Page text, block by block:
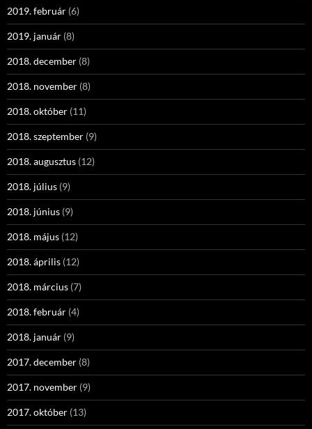
2019. február (6)
2019. január (8)
2018. december (8)
2018. november (8)
2018. október (11)
2018. szeptember (9)
2018. augusztus (12)
2018. július (9)
2018. június (9)
2018. május (12)
2018. április (12)
2018. március (7)
2018. február (4)
2018. január (9)
2017. december (8)
2017. november (9)
2017. október (13)